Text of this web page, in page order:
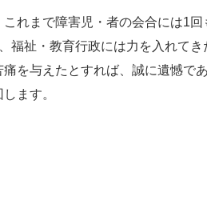
れまで障害児・者の会合には1
福祉・教育行政には力を入れて
を与えたとすれば、誠に遺憾で
ます。